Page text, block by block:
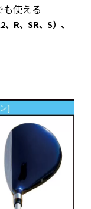
使える
R、SR、S）、